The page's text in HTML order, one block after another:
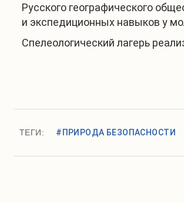
Русского географического
и экспедиционных навыков у
Спелеологический лагерь
ТЕГИ: #ПРИРОДА БЕЗОПАСНОСТИ